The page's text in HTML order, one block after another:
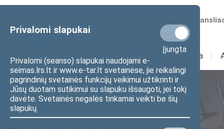
Privalomi slapukai
Įjungta
Privalomi (seanso) slapukai naudojami e-
seimas.lrs.lt ir www.e-tar.lt svetainėse, jie reikalingi
pagrindinių svetainės funkcijų veikimui užtikrinti ir
Jūsų duotam sutikimui su slapuku išsaugoti, jei tokį
davėte. Svetainės negalės tinkamai veikti be šių
slapukų.
Numatomos
Sudėtis Veikla I
Seimo posėdžiai